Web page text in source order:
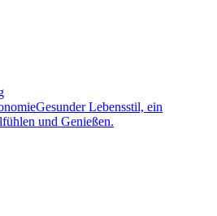
Gesunder Lebensstil, ein
und Genießen.